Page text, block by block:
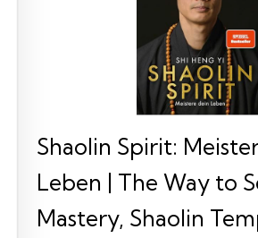
Shaolin Spirit:
Leben | The Way to
Mastery, Shaolin